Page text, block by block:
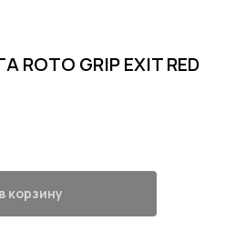
GRIP EXIT RED
корзину